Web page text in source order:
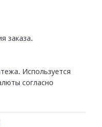
заказа.
Используется
согласно